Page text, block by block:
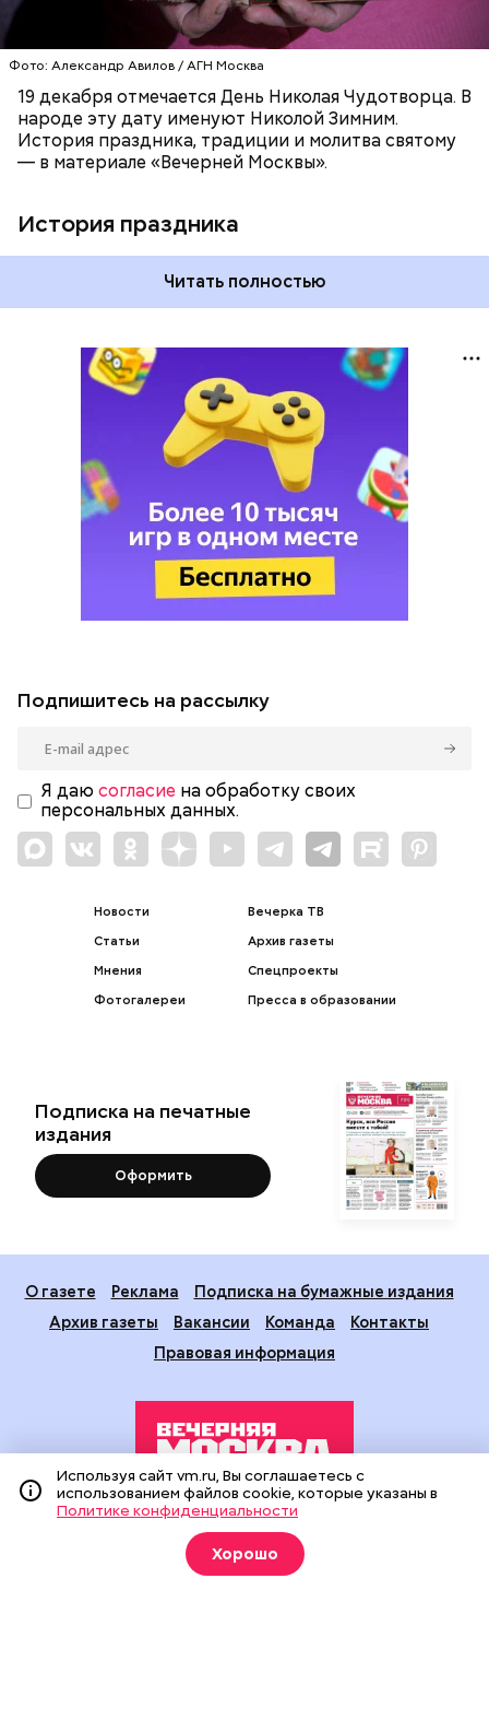
Фото: Александр Авилов / АГН Москва
19 декабря отмечается День Николая Чудотворца. В
народе эту дату именуют Николой Зимним.
История праздника, традиции и молитва святому
— в материале «Вечерней Москвы».
История праздника
Читать полностью
Подпишитесь на рассылку
Я даю согласие на обработку своих
персональных данных.
Новости
Статьи
Мнения
Фотогалереи
Вечерка ТВ
Архив газеты
Спецпроекты
Пресса в образовании
Подписка на печатные
издания
Оформить
О газете Реклама
Подписка на бумажные издания
Архив газеты
Вакансии Команда
Контакты
Правовая информация
Издание создано при финансовой поддержке Департамента
средств массовой информации и рекламы города Москвы.
На сайте применяются рекомендательные технологии
(информационные технологии предоставления информации
Используя сайт vm.ru, Вы соглашаетесь с
использованием файлов cookie, которые указаны в
Политике конфиденциальности
Хорошо